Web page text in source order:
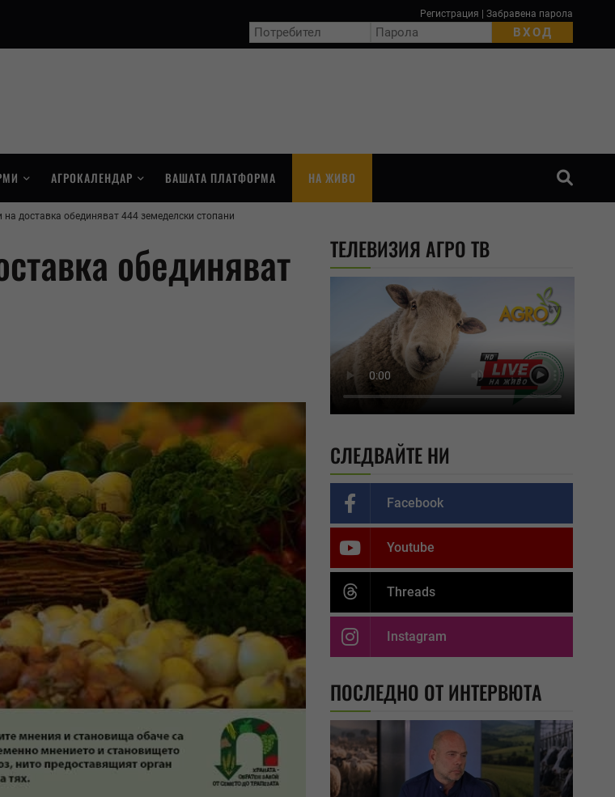
Регистрация Забравена парола
АГРОКАЛЕНДАР ВАШАТА ПЛАТФОРМА НА ЖИВО
на доставка обединяват 444 земеделски стопани
обединяват ТЕЛЕВИЗИЯ АГРО ТВ
СЛЕДВАЙТЕ НИ
Facebook
Youtube
Threads
Instagram
ПОСЛЕДНО ОТ ИНТЕРВЮТА